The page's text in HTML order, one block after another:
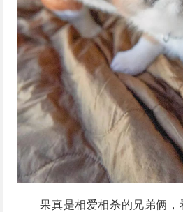
果真是相爱相杀的兄弟俩